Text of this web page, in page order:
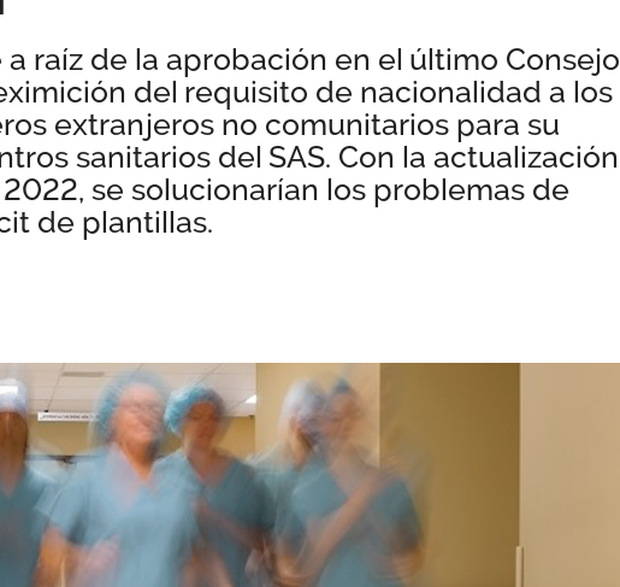
raíz de la aprobación en el último Consejo
del requisito de nacionalidad a los
extranjeros no comunitarios para su
sanitarios del SAS. Con la actualización
se solucionarían los problemas de
de plantillas.